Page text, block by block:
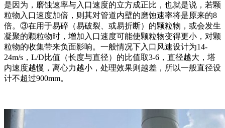
是因为，磨蚀速率与入口速度的立方成正比，也就是说，若颗
粒物入口速度加倍，则其对管道内壁的磨蚀速率将是原来的8
倍。③在用于易碎（易破裂、或易折断）的颗粒物，或会发生
凝聚的颗粒物时，增加入口速度可能使颗粒物变得更小，对颗
粒物的收集带来负面影响。一般情况下入口风速设计为14-
24m/s，L/D比值（长度与直径）的比值取3-6，直径越大，塔
内速度越慢，离心力越小，处理效果则越差，所以一般直径设
计不超过900mm。